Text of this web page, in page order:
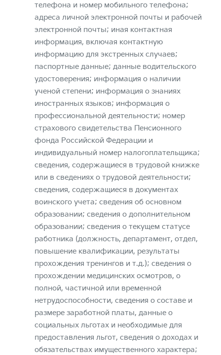
телефона и номер мобильного телефона;
адреса личной электронной почты и рабочей
электронной почты; иная контактная
информация, включая контактную
информацию для экстренных случаев;
паспортные данные; данные водительского
удостоверения; информация о наличии
ученой степени; информация о знаниях
иностранных языков; информация о
профессиональной деятельности; номер
страхового свидетельства Пенсионного
фонда Российской Федерации и
индивидуальный номер налогоплательщика;
сведения, содержащиеся в трудовой книжке
или в сведениях о трудовой деятельности;
сведения, содержащиеся в документах
воинского учета; сведения об основном
образовании; сведения о дополнительном
образовании; сведения о текущем статусе
работника (должность, департамент, отдел,
повышение квалификации, результаты
прохождения тренингов и т.д.); сведения о
прохождении медицинских осмотров, о
полной, частичной или временной
нетрудоспособности, сведения о составе и
размере заработной платы, данные о
социальных льготах и необходимые для
предоставления льгот, сведения о доходах и
обязательствах имущественного характера;